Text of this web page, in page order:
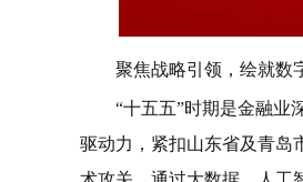
聚焦战略引领，绘就数
“十五五”时期是金融业
驱动力，紧扣山东省及青岛